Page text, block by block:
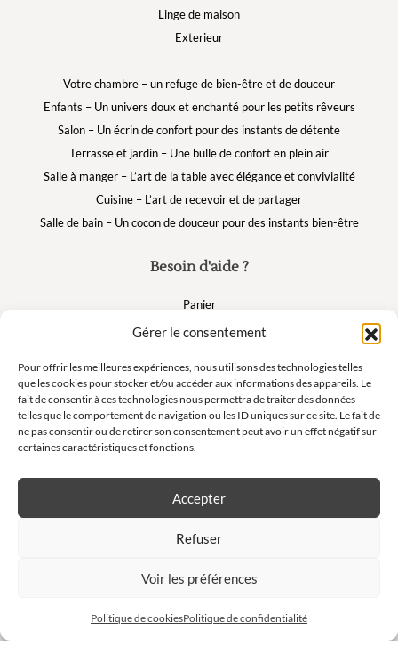
Gérer le consentement
Pour offrir les meilleures expériences, nous utilisons des technologies telles
que les cookies pour stocker et/ou accéder aux informations des appareils. Le
fait de consentir à ces technologies nous permettra de traiter des données
telles que le comportement de navigation ou les ID uniques sur ce site. Le fait de
ne pas consentir ou de retirer son consentement peut avoir un effet négatif sur
certaines caractéristiques et fonctions.
Accepter
Refuser
Voir les préférences
Politique de cookiesPolitique de confidentialité
Besoin d'aide ?
Panier
FAQ
Suivez nous
Linge de maison
Exterieur
Votre chambre – un refuge de bien-être et de douceur
Enfants – Un univers doux et enchanté pour les petits rêveurs
Salon – Un écrin de confort pour des instants de détente
Terrasse et jardin – Une bulle de confort en plein air
Salle à manger – L’art de la table avec élégance et convivialité
Cuisine – L’art de recevoir et de partager
Salle de bain – Un cocon de douceur pour des instants bien-être
Newsletter
Ne manquez pas nos offres exclusives et nos ventes privées !
S'inscrire à la newsletter